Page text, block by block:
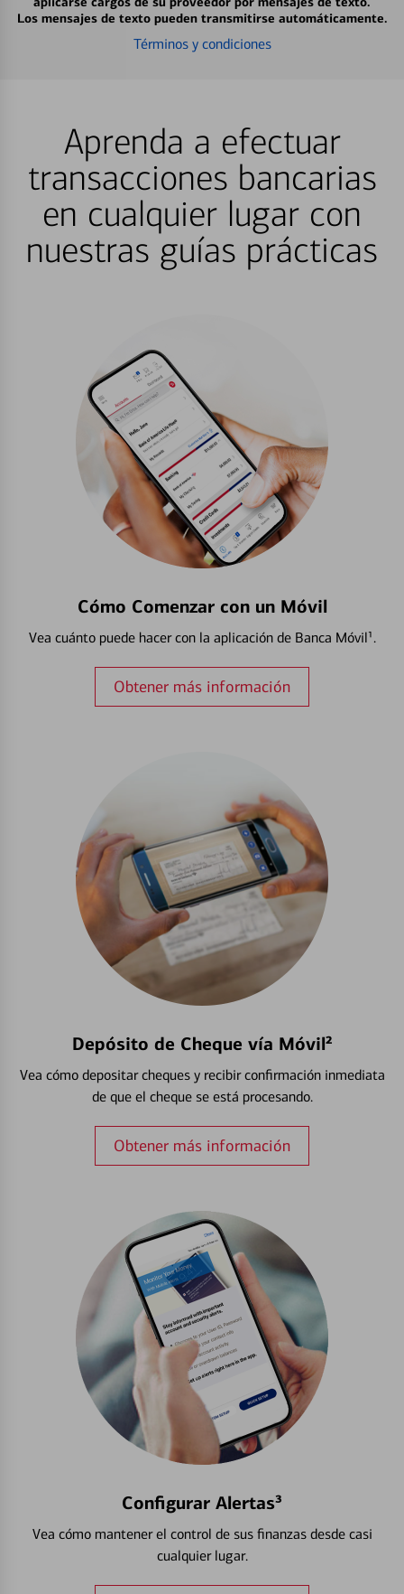
Los mensajes de texto pueden transmitirse automáticamente.
Términos y condiciones
Aprenda a efectuar
transacciones bancarias
en cualquier lugar con
nuestras guías prácticas
Cómo Comenzar con un Móvil
Vea cuánto puede hacer con la aplicación de Banca Móvil¹.
Obtener más información
Depósito de Cheque vía Móvil²
Vea cómo depositar cheques y recibir confirmación inmediata
de que el cheque se está procesando.
Obtener más información
Configurar Alertas³
Vea cómo mantener el control de sus finanzas desde casi
cualquier lugar.